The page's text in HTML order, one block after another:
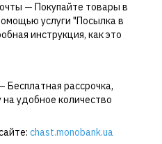
— Покупайте товары в
услуги "Посылка в
инструкция, как это
Бесплатная рассрочка,
удобное количество
chast.monobank.ua